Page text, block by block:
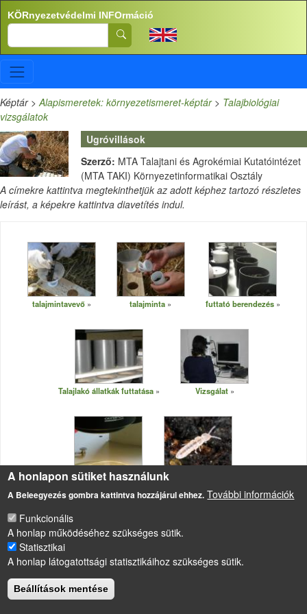
Ugrás a tartalomra
KÖRnyezetvédelmi INFOrmáció
Search
Képtár>Alapismeretek: környezetismeret-képtár> Talajbiológiai
vizsgálatok
Ugróvillások
Szerző: MTA Talajtani és Agrokémiai Kutatóintézet
(MTA TAKI) Környezetinformatikai Osztály
A címekre kattintva megtekinthetjük az adott képhez tartozó részletes
leírást, a képekre kattintva diavetítés indul.
talajmintavevő talajminta futtató berendezés
Talajlakó állatkák futtatása Vizsgálat
Meghatározás Folsomia candida
LÁBLÉC
Impresszum
Sütikezelési szabályzat
A honlapon sütiket használunk
A Beleegyezés gombra kattintva hozzájárul ehhez. További információk
Funkcionális
A honlap működéséhez szükséges sütik.
Statisztikai
A honlap látogatottsági statisztikáihoz szükséges sütik.
Beállítások mentése